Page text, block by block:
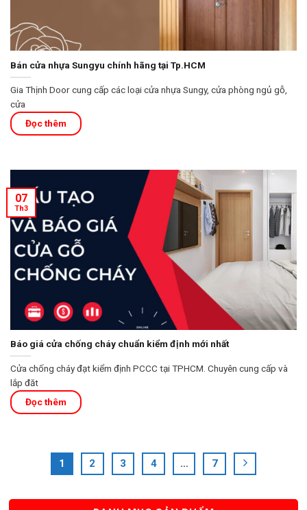
Bán cửa nhựa Sungyu chính hãng tại Tp.HCM
Gia Thịnh Door cung cấp các loại cửa nhựa Sungy, cửa phòng ngủ gỗ,
cửa
Báo giá cửa chống cháy chuẩn kiểm định mới nhất
Cửa chống cháy đạt kiểm định PCCC tại TPHCM. Chuyên cung cấp và
lắp đăt
07
Th3
1 2 3 4 … 7